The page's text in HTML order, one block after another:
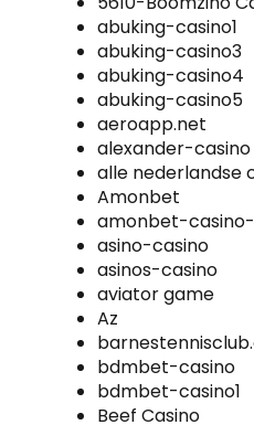
abuking-casino1
abuking-casino3
abuking-casino4
abuking-casino5
aeroapp.net
alexander-casino
alle nederlandse
Amonbet
amonbet-
asino-casino
asinos-casino
aviator game
Az
bdmbet-casino
bdmbet-casino1
Beef Casino